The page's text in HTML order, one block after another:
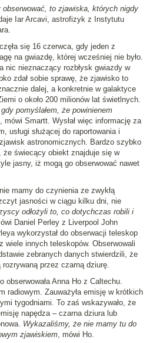
to zjawiska, których nigdy
Iar Arcavi, astrofizyk z Instytutu
się 16 czerwca, gdy jeden z
na gwiazdę, której wcześniej nie było.
nic nieznaczący rozbłysk gwiazdy w
zdał sobie sprawę, że zjawisko to
dalej, a konkretnie w galaktyce
o około 200 milionów lat świetlnych.
pomyślałem, że powinienem
, mówi Smartt. Wysłał więc informację za
usługi służącej do raportowania i
astronomicznych. Bardzo szybko
że świecący obiekt znajduje się w
jasny, iż mogą go obserwować nawet
mamy do czynienia ze zwykłą
jasności w ciągu kilku dni, nie
odłożyli to, co dotychczas robili i
Daniel Perley z Liverpool John
wykorzystał do obserwacji teleskop
wiele innych teleskopów. Obserwowali
zebranych danych stwierdzili, że
przez czarną dziurę.
Anna Ho z Caltechu.
radiowym. Zauważyła emisję w krótkich
tygodniami. To zaś wskazywało, że
napędza – czarna dziura lub
Wykazaliśmy, że nie mamy tu do
zjawiskiem, mówi Ho.